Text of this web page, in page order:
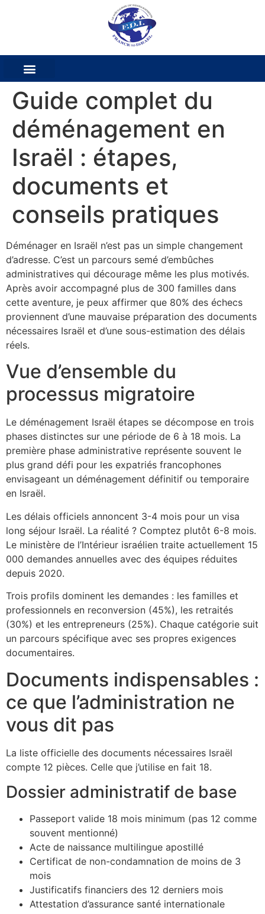
Guide complet du
déménagement en
Israël : étapes,
documents et
conseils pratiques
Déménager en Israël n’est pas un simple changement
d’adresse. C’est un parcours semé d’embûches
administratives qui décourage même les plus motivés.
Après avoir accompagné plus de 300 familles dans
cette aventure, je peux affirmer que 80% des échecs
proviennent d’une mauvaise préparation des documents
nécessaires Israël et d’une sous-estimation des délais
réels.
Vue d’ensemble du
processus migratoire
Le déménagement Israël étapes se décompose en trois
phases distinctes sur une période de 6 à 18 mois. La
première phase administrative représente souvent le
plus grand défi pour les expatriés francophones
envisageant un déménagement définitif ou temporaire
en Israël.
Les délais officiels annoncent 3-4 mois pour un visa
long séjour Israël. La réalité ? Comptez plutôt 6-8 mois.
Le ministère de l’Intérieur israélien traite actuellement 15
000 demandes annuelles avec des équipes réduites
depuis 2020.
Trois profils dominent les demandes : les familles et
professionnels en reconversion (45%), les retraités
(30%) et les entrepreneurs (25%). Chaque catégorie suit
un parcours spécifique avec ses propres exigences
documentaires.
Documents indispensables :
ce que l’administration ne
vous dit pas
La liste officielle des documents nécessaires Israël
compte 12 pièces. Celle que j’utilise en fait 18.
Dossier administratif de base
Passeport valide 18 mois minimum (pas 12 comme
souvent mentionné)
Acte de naissance multilingue apostillé
Certificat de non-condamnation de moins de 3
mois
Justificatifs financiers des 12 derniers mois
Attestation d’assurance santé internationale